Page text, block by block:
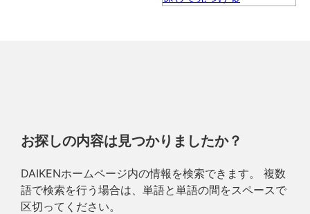
お探しの内容は見つかりましたか？
DAIKENホームページ内の情報を検索できます。 複数
語で検索を行う場合は、単語と単語の間をスペースで
区切ってください。